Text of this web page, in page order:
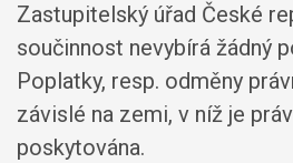
Zastupitelský úřad České
součinnost nevybírá žádný
Poplatky, resp. odměny
závislé na zemi, v níž je
poskytována.